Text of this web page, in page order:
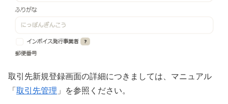
取引先新規登録画面の詳細につきましては、マニュアル
「 取引先管理 」を参照ください。